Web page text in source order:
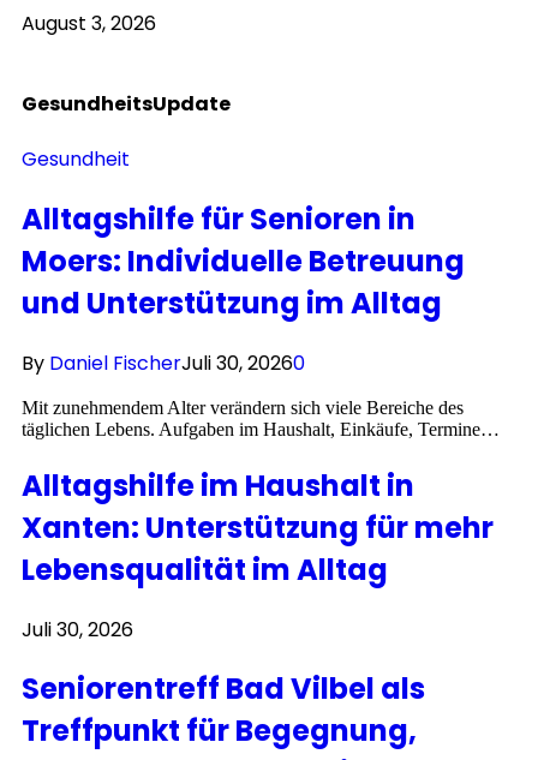
August 3, 2026
GesundheitsUpdate
Gesundheit
Alltagshilfe für Senioren in
Moers: Individuelle Betreuung
und Unterstützung im Alltag
By Daniel FischerJuli 30, 20260
Mit zunehmendem Alter verändern sich viele Bereiche des
täglichen Lebens. Aufgaben im Haushalt, Einkäufe, Termine…
Alltagshilfe im Haushalt in
Xanten: Unterstützung für mehr
Lebensqualität im Alltag
Juli 30, 2026
Seniorentreff Bad Vilbel als
Treffpunkt für Begegnung,